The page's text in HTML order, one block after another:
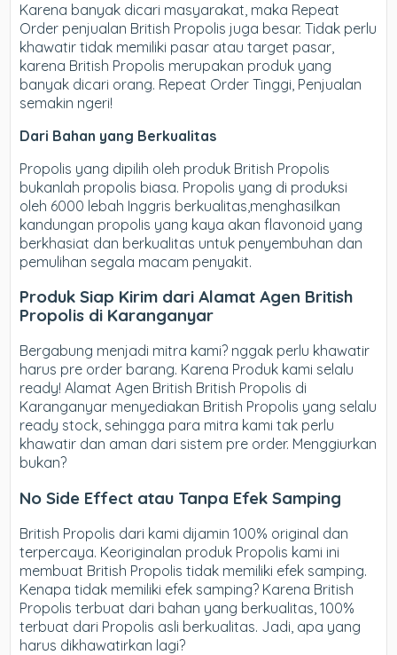
Karena banyak dicari masyarakat, maka Repeat
Order penjualan British Propolis juga besar. Tidak perlu
khawatir tidak memiliki pasar atau target pasar,
karena British Propolis merupakan produk yang
banyak dicari orang. Repeat Order Tinggi, Penjualan
semakin ngeri!
Dari Bahan yang Berkualitas
Propolis yang dipilih oleh produk British Propolis
bukanlah propolis biasa. Propolis yang di produksi
oleh 6000 lebah Inggris berkualitas,menghasilkan
kandungan propolis yang kaya akan flavonoid yang
berkhasiat dan berkualitas untuk penyembuhan dan
pemulihan segala macam penyakit.
Produk Siap Kirim dari Alamat Agen British
Propolis di Karanganyar
Bergabung menjadi mitra kami? nggak perlu khawatir
harus pre order barang. Karena Produk kami selalu
ready! Alamat Agen British British Propolis di
Karanganyar menyediakan British Propolis yang selalu
ready stock, sehingga para mitra kami tak perlu
khawatir dan aman dari sistem pre order. Menggiurkan
bukan?
No Side Effect atau Tanpa Efek Samping
British Propolis dari kami dijamin 100% original dan
terpercaya. Keoriginalan produk Propolis kami ini
membuat British Propolis tidak memiliki efek samping.
Kenapa tidak memiliki efek samping? Karena British
Propolis terbuat dari bahan yang berkualitas, 100%
terbuat dari Propolis asli berkualitas. Jadi, apa yang
harus dikhawatirkan lagi?